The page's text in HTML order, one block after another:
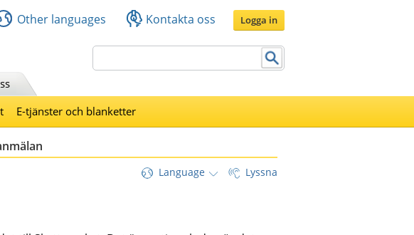
Other languages Kontakta oss Logga in
E-tjänster och blanketter
Language Lyssna